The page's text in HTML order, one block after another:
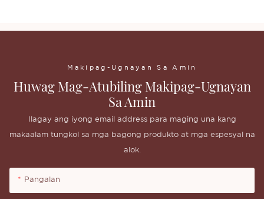
Makipag-Ugnayan Sa Amin
Huwag Mag-Atubiling Makipag-Ugnayan
Sa Amin
Ilagay ang iyong email address para maging una kang
makaalam tungkol sa mga bagong produkto at mga espesyal na
alok.
Pangalan